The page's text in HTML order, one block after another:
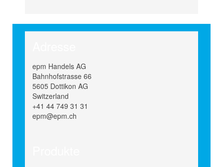
epm Handels AG
Bahnhofstrasse 66
5605 Dottikon AG
Switzerland
+41 44 749 31 31
epm@epm.ch